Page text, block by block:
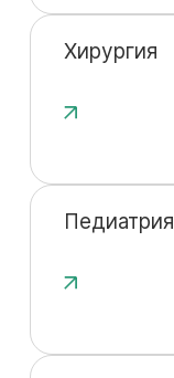
Хирургия
Педиатрия